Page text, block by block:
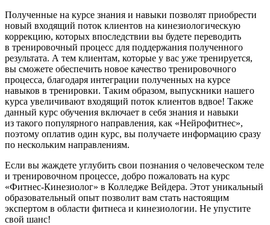
Полученные на курсе знания и навыки позволят приобрести
новый входящий поток клиентов на кинезио­логическую
коррекцию, которых впоследствии вы будете переводить
в тренировочный процесс для поддержания полученного
результата. А тем клиентам, которые у вас уже тренируется,
вы сможете обеспечить новое качество тренировочного
процесса, благодаря интеграции полученных на курсе
навыков в тренировки. Таким образом, выпускники нашего
курса увеличивают входящий поток клиентов вдвое! Также
данный курс обучения включает в себя знания и навыки
из такого популярного направления, как «Нейрофитнес»,
поэтому оплатив один курс, вы получаете информацию сразу
по нескольким направлениям.
Если вы жаждете углубить свои познания о человеческом теле
и тренировочном процессе, добро пожаловать на курс
«Фитнес-Кинезио­лог» в Колледже Вейдера. Этот уникальный
образова­тельный опыт позволит вам стать настоящим
экспертом в области фитнеса и кинезио­логии. Не упустите
свой шанс!